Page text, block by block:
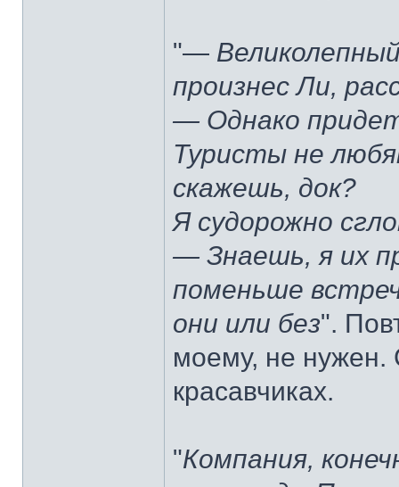
"—
произнес Ли,
— Однако
Туристы не
скажешь, док?
Я судорожно
— Знаешь, я их
поменьше
они или без".
моему, не нужен.
красавчиках.
"Компания,